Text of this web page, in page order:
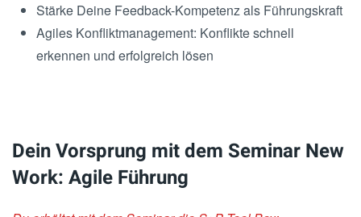
Stärke Deine Feedback-Kompetenz als Führungskraft
Agiles Konfliktmanagement: Konflikte schnell
erkennen und erfolgreich lösen
Dein Vorsprung mit dem Seminar New
Work: Agile Führung